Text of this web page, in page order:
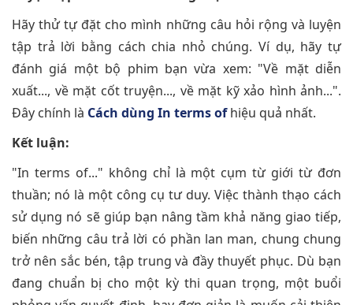
Hãy thử tự đặt cho mình những câu hỏi rộng và luyện
tập trả lời bằng cách chia nhỏ chúng. Ví dụ, hãy tự
đánh giá một bộ phim bạn vừa xem: "Về mặt diễn
xuất..., về mặt cốt truyện..., về mặt kỹ xảo hình ảnh...".
Đây chính là Cách dùng In terms ofhiệu quả nhất.
Kết luận:
"In terms of..." không chỉ là một cụm từ giới từ đơn
thuần; nó là một công cụ tư duy. Việc thành thạo cách
sử dụng nó sẽ giúp bạn nâng tầm khả năng giao tiếp,
biến những câu trả lời có phần lan man, chung chung
trở nên sắc bén, tập trung và đầy thuyết phục. Dù bạn
đang chuẩn bị cho một kỳ thi quan trọng, một buổi